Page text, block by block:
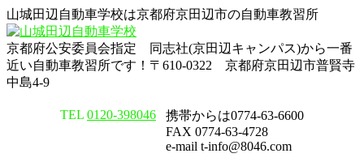
山城田辺自動車学校は京都府京田辺市の自動車教習所
京都府公安委員会指定 同志社(京田辺キャンパス)から一番
近い自動車教習所です！〒610-0322 京都府京田辺市普賢寺
中島4-9
TEL 0120-398046
携帯からは0774-63-6600
FAX 0774-63-4728
e-mail t-info@8046.com